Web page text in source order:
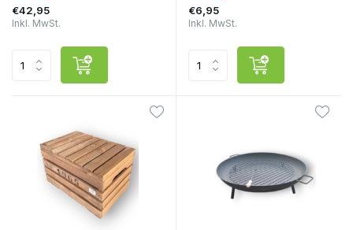
€42,95
Inkl. MwSt.
€6,95
Inkl. MwSt.